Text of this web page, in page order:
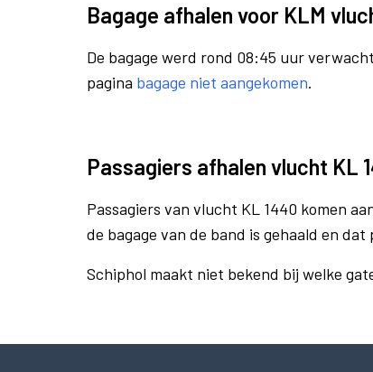
Bagage afhalen voor KLM
De bagage werd rond 08:45 uur
pagina bagage niet aangekomen.
Passagiers afhalen vlucht KL
Passagiers van vlucht KL 1440 komen
de bagage van de band is gehaald en
Schiphol maakt niet bekend bij welke